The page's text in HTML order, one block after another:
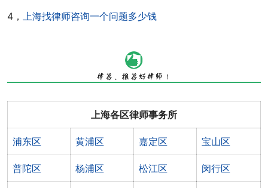
4， 上海找律师咨询一个问题多少钱
上海各区律师事务所
浦东区 黄浦区 嘉定区 宝山区
普陀区 杨浦区 松江区 闵行区